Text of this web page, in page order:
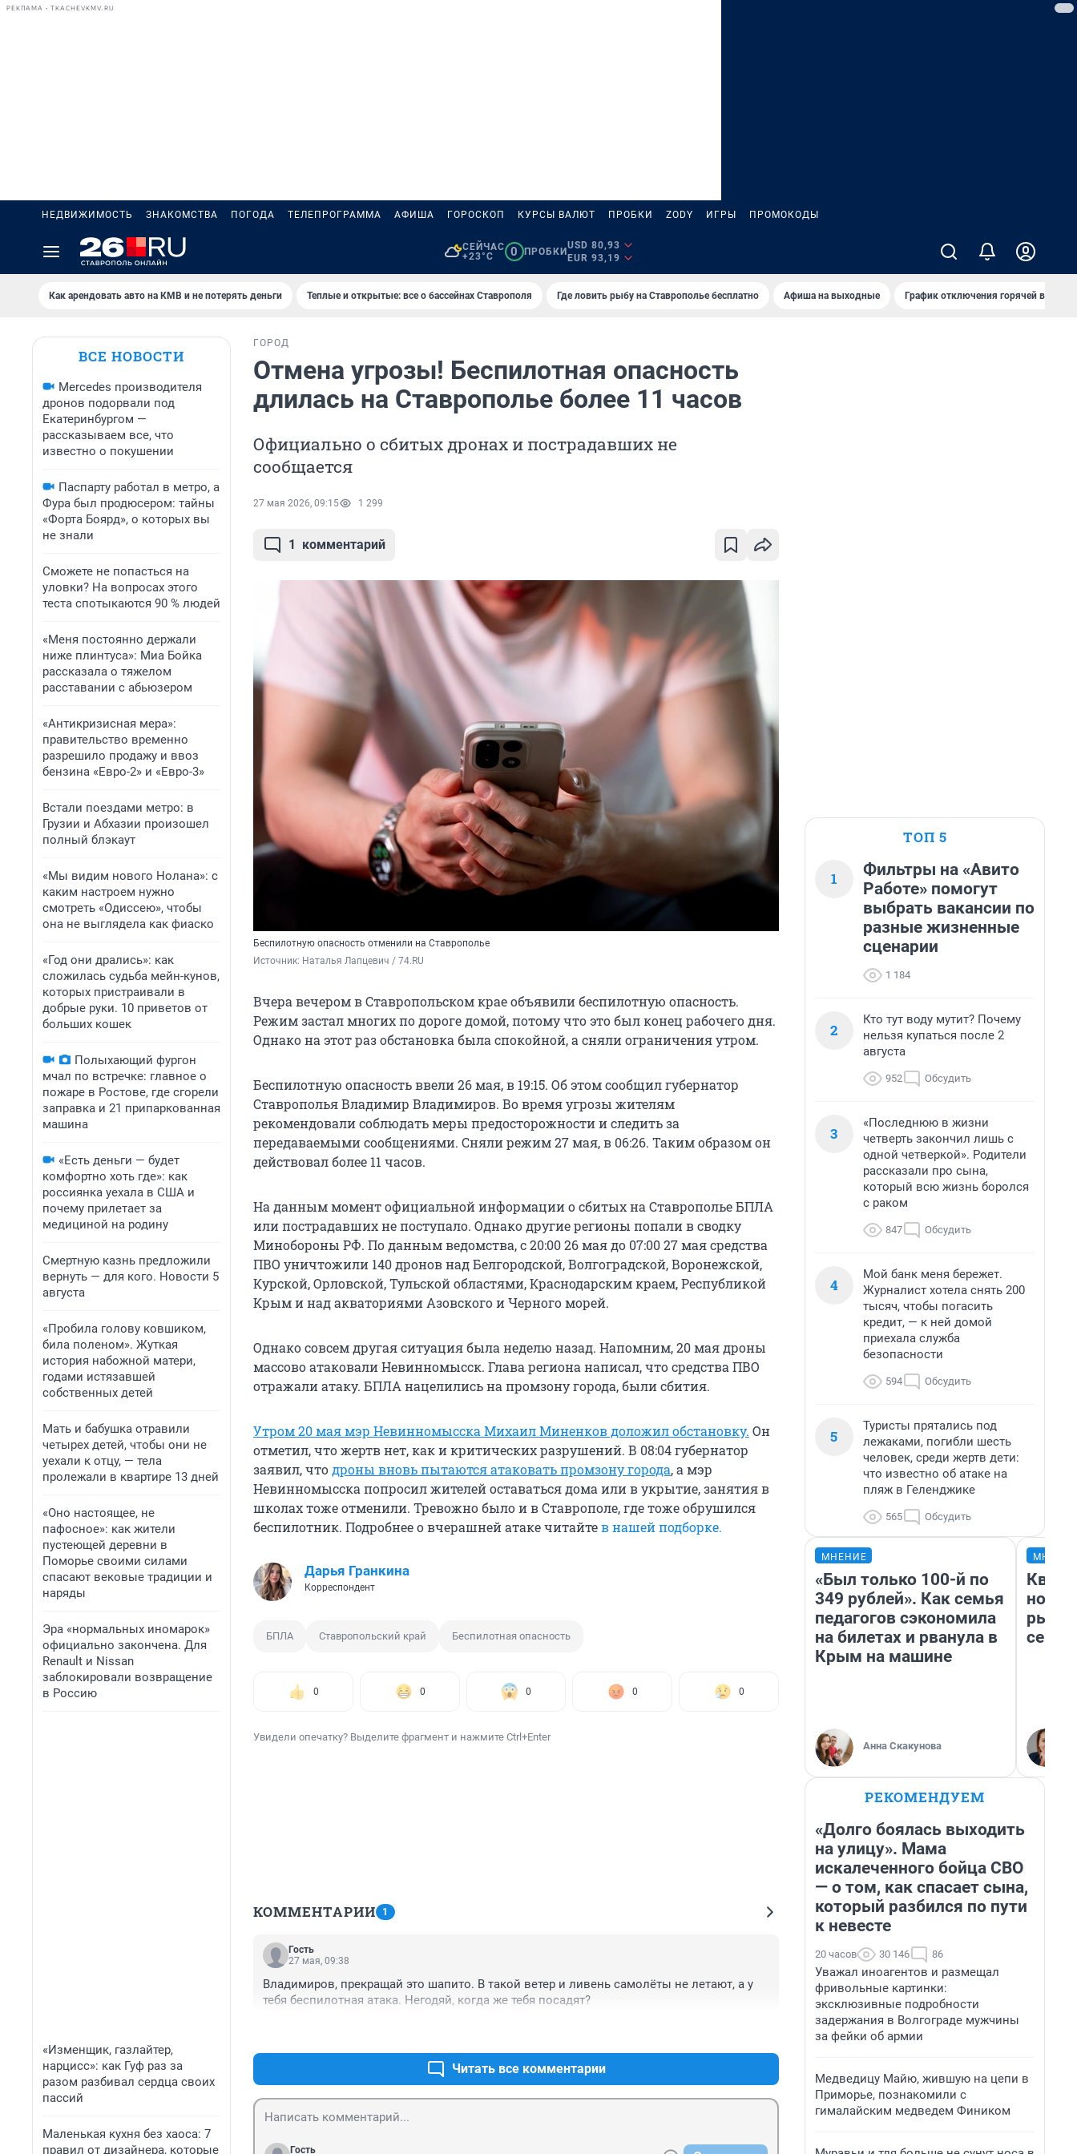
РЕКЛАМА • TKACHEVKMV.RU
НЕДВИЖИМОСТЬ ЗНАКОМСТВА ПОГОДА ТЕЛЕПРОГРАММА АФИША ГОРОСКОП КУРСЫ ВАЛЮТ ПРОБКИ ZODY ИГРЫ ПРОМОКОДЫ
СЕЙЧАС
+23°C
0 ПРОБКИ
USD 80,93
EUR 93,19
Как арендовать авто на КМВ и не потерять деньги Теплые и открытые: все о бассейнах Ставрополя Где ловить рыбу на Ставрополье бесплатно Афиша на выходные График отключения горячей воды в
ВСЕ НОВОСТИ
Mercedes производителя
дронов подорвали под
Екатеринбургом —
рассказываем все, что
известно о покушении
Паспарту работал в метро, а
Фура был продюсером: тайны
«Форта Боярд», о которых вы
не знали
Сможете не попасться на
уловки? На вопросах этого
теста спотыкаются 90 % людей
«Меня постоянно держали
ниже плинтуса»: Миа Бойка
рассказала о тяжелом
расставании с абьюзером
«Антикризисная мера»:
правительство временно
разрешило продажу и ввоз
бензина «Евро-2» и «Евро-3»
Встали поездами метро: в
Грузии и Абхазии произошел
полный блэкаут
«Мы видим нового Нолана»: с
каким настроем нужно
смотреть «Одиссею», чтобы
она не выглядела как фиаско
«Год они дрались»: как
сложилась судьба мейн-кунов,
которых пристраивали в
добрые руки. 10 приветов от
больших кошек
Полыхающий фургон
мчал по встречке: главное о
пожаре в Ростове, где сгорели
заправка и 21 припаркованная
машина
«Есть деньги — будет
комфортно хоть где»: как
россиянка уехала в США и
почему прилетает за
медициной на родину
Смертную казнь предложили
вернуть — для кого. Новости 5
августа
«Пробила голову ковшиком,
била поленом». Жуткая
история набожной матери,
годами истязавшей
собственных детей
Мать и бабушка отравили
четырех детей, чтобы они не
уехали к отцу, — тела
пролежали в квартире 13 дней
«Оно настоящее, не
пафосное»: как жители
пустеющей деревни в
Поморье своими силами
спасают вековые традиции и
наряды
Эра «нормальных иномарок»
официально закончена. Для
Renault и Nissan
заблокировали возвращение
в Россию
«Изменщик, газлайтер,
нарцисс»: как Гуф раз за
разом разбивал сердца своих
пассий
Маленькая кухня без хаоса: 7
правил от дизайнера, которые
ГОРОД
Отмена угрозы! Беспилотная опасность
длилась на Ставрополье более 11 часов
Официально о сбитых дронах и пострадавших не
сообщается
27 мая 2026, 09:15 1 299
1 комментарий
Беспилотную опасность отменили на Ставрополье
Источник: Наталья Лапцевич / 74.RU
Вчера вечером в Ставропольском крае объявили беспилотную опасность.
Режим застал многих по дороге домой, потому что это был конец рабочего дня.
Однако на этот раз обстановка была спокойной, а сняли ограничения утром.
Беспилотную опасность ввели 26 мая, в 19:15. Об этом сообщил губернатор
Ставрополья Владимир Владимиров. Во время угрозы жителям
рекомендовали соблюдать меры предосторожности и следить за
передаваемыми сообщениями. Сняли режим 27 мая, в 06:26. Таким образом он
действовал более 11 часов.
На данным момент официальной информации о сбитых на Ставрополье БПЛА
или пострадавших не поступало. Однако другие регионы попали в сводку
Минобороны РФ. По данным ведомства, с 20:00 26 мая до 07:00 27 мая средства
ПВО уничтожили 140 дронов над Белгородской, Волгоградской, Воронежской,
Курской, Орловской, Тульской областями, Краснодарским краем, Республикой
Крым и над акваториями Азовского и Черного морей.
Однако совсем другая ситуация была неделю назад. Напомним, 20 мая дроны
массово атаковали Невинномысск. Глава региона написал, что средства ПВО
отражали атаку. БПЛА нацелились на промзону города, были сбития.
Утром 20 мая мэр Невинномысска Михаил Миненков доложил обстановку. Он
отметил, что жертв нет, как и критических разрушений. В 08:04 губернатор
заявил, чтодроны вновь пытаются атаковать промзону города, а мэр
Невинномысска попросил жителей оставаться дома или в укрытие, занятия в
школах тоже отменили. Тревожно было и в Ставрополе, где тоже обрушился
беспилотник. Подробнее о вчерашней атаке читайтев нашей подборке.
Дарья Гранкина
Корреспондент
БПЛА Ставропольский край Беспилотная опасность
0 0 0 0 0
Увидели опечатку? Выделите фрагмент и нажмите Ctrl+Enter
КОММЕНТАРИИ 1
Гость
27 мая, 09:38
Владимиров, прекращай это шапито. В такой ветер и ливень самолёты не летают, а у
тебя беспилотная атака. Негодяй, когда же тебя посадят?
Читать все комментарии
Гость
ТОП 5
1
Фильтры на «Авито
Работе» помогут
выбрать вакансии по
разные жизненные
сценарии
1 184
2
Кто тут воду мутит? Почему
нельзя купаться после 2
августа
952 Обсудить
3
«Последнюю в жизни
четверть закончил лишь с
одной четверкой». Родители
рассказали про сына,
который всю жизнь боролся
с раком
847 Обсудить
4
Мой банк меня бережет.
Журналист хотела снять 200
тысяч, чтобы погасить
кредит, — к ней домой
приехала служба
безопасности
594 Обсудить
5
Туристы прятались под
лежаками, погибли шесть
человек, среди жертв дети:
что известно об атаке на
пляж в Геленджике
565 Обсудить
МНЕНИЕ
«Был только 100-й по
349 рублей». Как семья
педагогов сэкономила
на билетах и рванула в
Крым на машине
Анна Скакунова
но
РЕКОМЕНДУЕМ
«Долго боялась выходить
на улицу». Мама
искалеченного бойца СВО
— о том, как спасает сына,
который разбился по пути
к невесте
20 часов 30 146 86
Уважал иноагентов и размещал
фривольные картинки:
эксклюзивные подробности
задержания в Волгограде мужчины
за фейки об армии
Медведицу Майю, жившую на цепи в
Приморье, познакомили с
гималайским медведем Фиником